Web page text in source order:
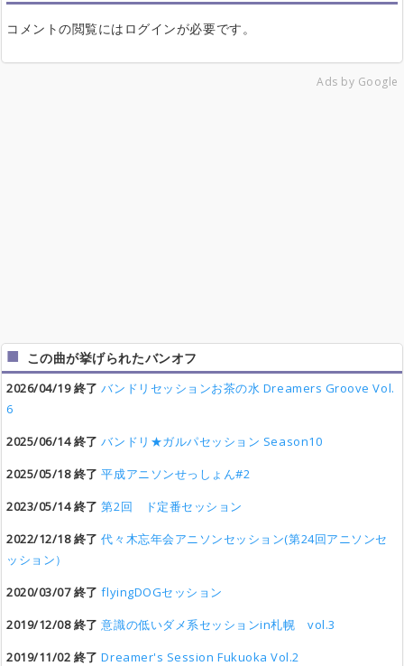
コメントの閲覧にはログインが必要です。
Ads by Google
この曲が挙げられたバンオフ
2026/04/19 終了 バンドリセッションお茶の水 Dreamers Groove Vol.
6
2025/06/14 終了 バンドリ★ガルパセッション Season10
2025/05/18 終了 平成アニソンせっしょん#2
2023/05/14 終了 第2回 ド定番セッション
2022/12/18 終了 代々木忘年会アニソンセッション(第24回アニソンセ
ッション）
2020/03/07 終了 flyingDOGセッション
2019/12/08 終了 意識の低いダメ系セッションin札幌 vol.3
2019/11/02 終了 Dreamer's Session Fukuoka Vol.2